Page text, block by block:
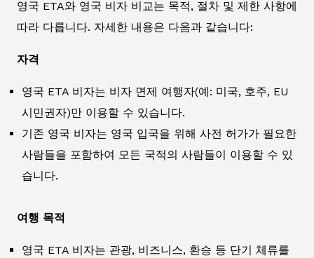
영국 ETA와 영국 비자 비교는 목적, 절차 및 제한 사항에
따라 다릅니다. 자세한 내용은 다음과 같습니다:
자격
영국 ETA 비자는 비자 면제 여행자(예: 미국, 호주, EU
시민권자)만 이용할 수 있습니다.
기존 영국 비자는 영국 입국을 위해 사전 허가가 필요한
사람들을 포함하여 모든 국적의 사람들이 이용할 수 있
습니다.
여행 목적
영국 ETA 비자는 관광, 비즈니스, 환승 등 단기 체류를